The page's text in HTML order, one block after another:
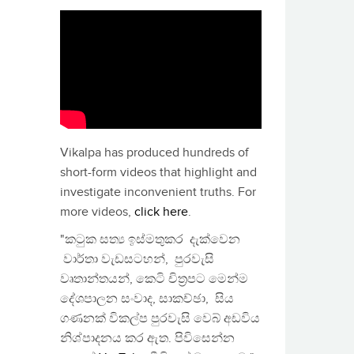
Vikalpa has produced hundreds of
short-form videos that highlight and
investigate inconvenient truths. For
more videos, click here.
"කටුක සත්‍ය ඉස්මතුකර දැක්වෙන
වාර්තා වැඩසටහන්, පුරවැසි
වෘතාන්තයන්, කෙටි චිත්‍රපට මෙන්ම
දේශපාලන සංවාද, සාකච්ඡා, සිය
ගණනක් විකල්ප පුරවැසි වෙබ් අඩවිය
නිශ්පාදනය කර ඇත. පිවිසෙන්න